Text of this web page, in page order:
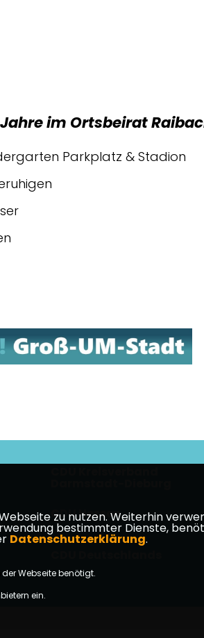
im Ortsbeirat
Parkplatz & Stadion
CDU Hessen
zu nutzen. Weiterhin
bestimmter Dienste,
Datenschutzerklärung.
Webseite benötigt.
ein.